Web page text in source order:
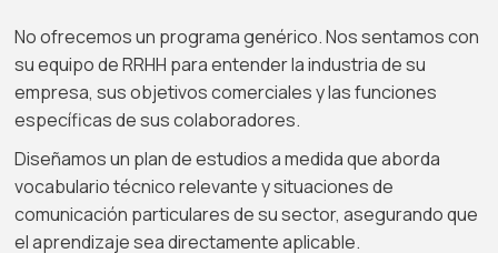
No ofrecemos un programa genérico. Nos sentamos con
su equipo de RRHH para entender la industria de su
empresa, sus objetivos comerciales y las funciones
específicas de sus colaboradores.
Diseñamos un plan de estudios a medida que aborda
vocabulario técnico relevante y situaciones de
comunicación particulares de su sector, asegurando que
el aprendizaje sea directamente aplicable.